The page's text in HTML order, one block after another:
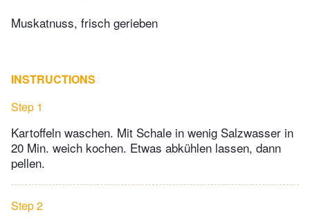
Muskatnuss, frisch gerieben
INSTRUCTIONS
Step 1
Kartoffeln waschen. Mit Schale in wenig Salzwasser in
20 Min. weich kochen. Etwas abkühlen lassen, dann
pellen.
Step 2